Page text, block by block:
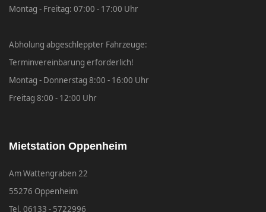
Montag - Freitag: 07:00 - 17:00 Uhr
Abholung abgeschleppter Fahrzeuge:
Terminvereinbarung erforderlich!
Montag - Donnerstag 8:00 - 16:00 Uhr
Freitag 8:00 - 12:00 Uhr
Mietstation Oppenheim
Am Wattengraben 22
55276 Oppenheim
Tel. 06133 - 5722996